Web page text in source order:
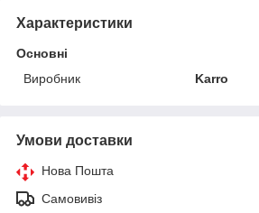
Характеристики
Основні
Виробник
Karro
Умови доставки
Нова Пошта
Самовивіз